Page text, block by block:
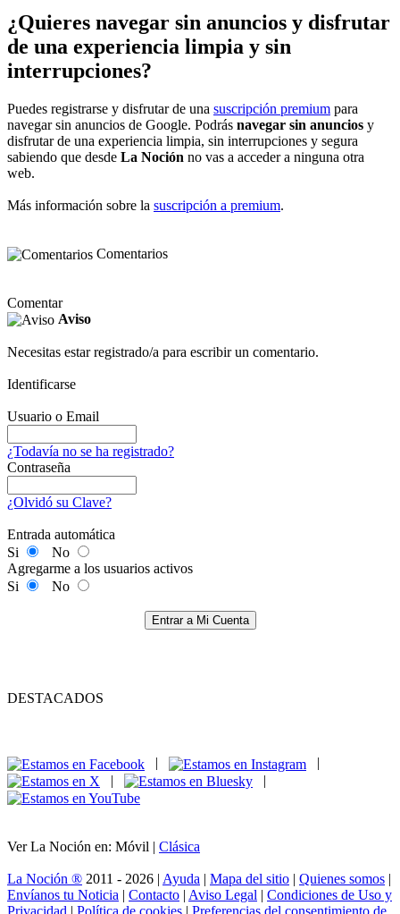
¿Quieres navegar sin anuncios y disfrutar
de una experiencia limpia y sin
interrupciones?
Puedes registrarse y disfrutar de una suscripción premium para
navegar sin anuncios de Google. Podrás navegar sin anuncios y
disfrutar de una experiencia limpia, sin interrupciones y segura
sabiendo que desde La Noción no vas a acceder a ninguna otra
web.
Más información sobre la suscripción a premium.
Comentarios
Comentar
Aviso
Necesitas estar registrado/a para escribir un comentario.
Identificarse
Usuario o Email
¿Todavía no se ha registrado?
Contraseña
¿Olvidó su Clave?
Entrada automática
Si
No
Agregarme a los usuarios activos
Si
No
Entrar a Mi Cuenta
DESTACADOS
|
|
Ver La Noción en: Móvil | Clásica
La Noción ® 2011 - 2026 | Ayuda | Mapa del sitio | Quienes somos |
Envíanos tu Noticia | Contacto | Aviso Legal | Condiciones de Uso y